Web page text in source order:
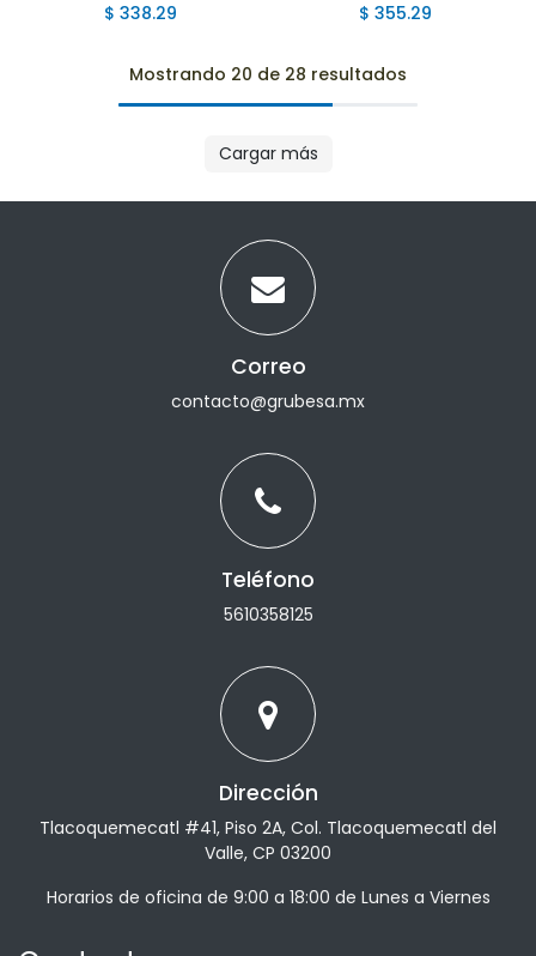
$ 338.29 $ 355.29
Mostrando 20 de 28 resultados
Cargar más
Correo
contacto@grubesa.mx
Teléfono
5610358125
Dirección
Tlacoquemecatl #41, Piso 2A, Col. Tlacoquemecatl del
Valle, CP 03200
Horarios de oficina de 9:00 a 18:00 de Lunes a Viernes